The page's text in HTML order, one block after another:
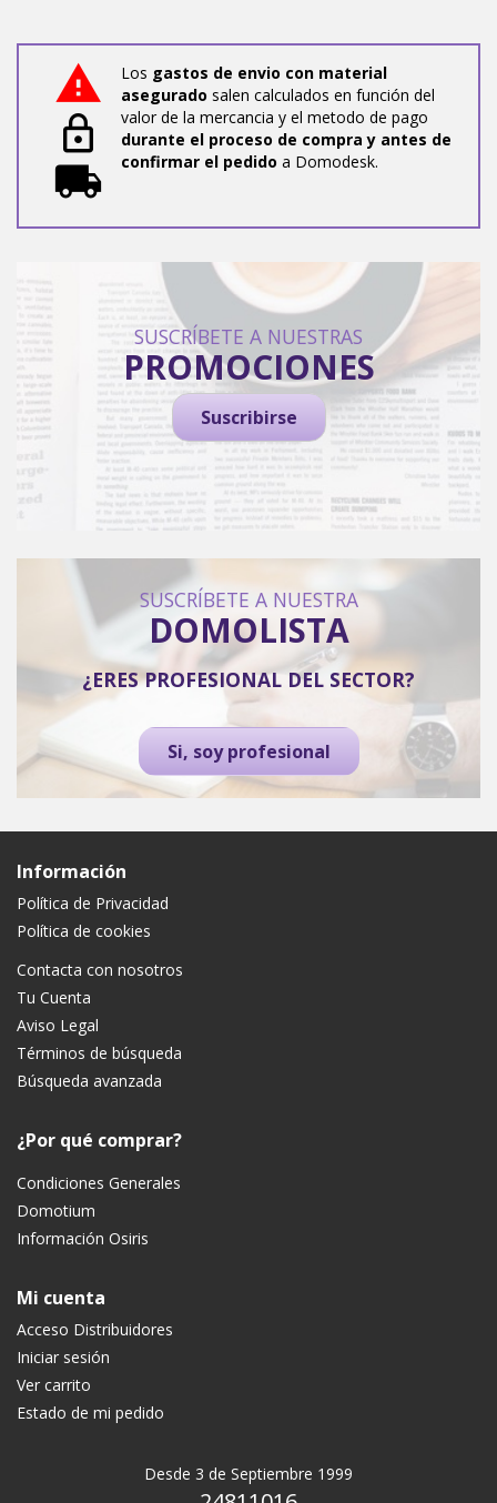
Los gastos de envio con material
asegurado salen calculados en función del
valor de la mercancia y el metodo de pago
durante el proceso de compra y antes de
confirmar el pedido a Domodesk.
SUSCRÍBETE A NUESTRAS
PROMOCIONES
Suscribirse
SUSCRÍBETE A NUESTRA
DOMOLISTA
¿ERES PROFESIONAL DEL SECTOR?
Si, soy profesional
Información
Política de Privacidad
Política de cookies
Contacta con nosotros
Tu Cuenta
Aviso Legal
Términos de búsqueda
Búsqueda avanzada
¿Por qué comprar?
Condiciones Generales
Domotium
Información Osiris
Mi cuenta
Acceso Distribuidores
Iniciar sesión
Ver carrito
Estado de mi pedido
Desde 3 de Septiembre 1999